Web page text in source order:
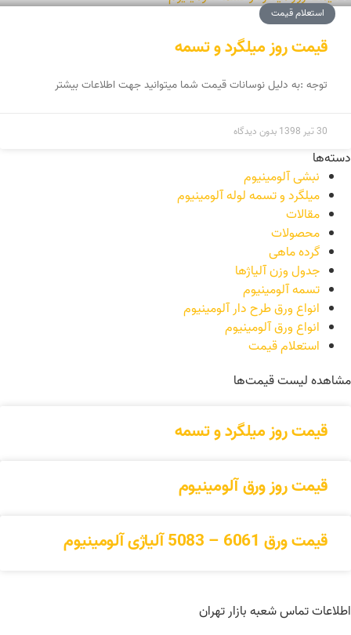
استعلام قیمت
قیمت روز میلگرد و تسمه
توجه :به دلیل نوسانات قیمت شما میتوانید جهت اطلاعات بیشتر
30 تیر 1398 بدون دیدگاه
دسته‌ها
نبشی آلومینیوم
میلگرد و تسمه لوله آلومینیوم
مقالات
محصولات
گرده ماهی
جدول وزن آلیاژها
تسمه آلومینیوم
انواع ورق طرح دار آلومینیوم
انواع ورق آلومینیوم
استعلام قیمت
مشاهده لیست قیمت‌ها
قیمت روز میلگرد و تسمه
قیمت روز ورق آلومینیوم
قیمت ورق 6061 – 5083 آلیاژی آلومینیوم
اطلاعات تماس شعبه بازار تهران